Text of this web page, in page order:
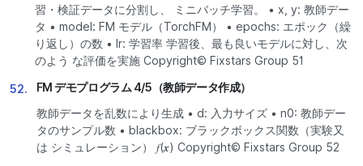
習・検証データに分割し、 ミニバッチ学習。 • x, y: 教師デー
タ • model: FM モデル（TorchFM） • epochs: エポック（繰
り返し）の数 • lr: 学習率 学習後、最も良いモデルに対し、次
のよう な評価を実施 Copyright© Fixstars Group 51
52.
FM デモプログラム 4/5（教師データ作成）
教師データを乱数により生成 • d: 入力サイズ • n0: 教師デー
タのサンプル数 • blackbox: ブラックボックス関数（実験又
は シミュレーション） 𝑓(𝒙) Copyright© Fixstars Group 52